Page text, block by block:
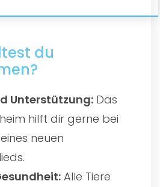
du
Unterstützung: Das
hilft dir gerne bei
neuen
Alle Tiere